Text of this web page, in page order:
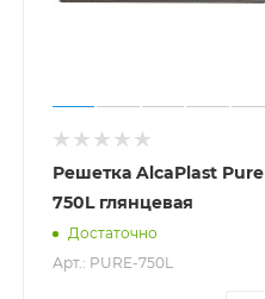
Решетка AlcaPlast Pure
750L глянцевая
Достаточно
Арт.: PURE-750L